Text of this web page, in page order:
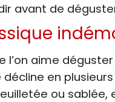
avant de
l’on aime
en
ou sablée,